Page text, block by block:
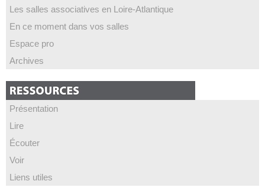
Les salles associatives en Loire-Atlantique
En ce moment dans vos salles
Espace pro
Archives
Présentation
Lire
Écouter
Voir
Liens utiles